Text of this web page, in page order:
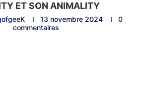
ET SON ANIMALITY
13 novembre 2024
0
commentaires